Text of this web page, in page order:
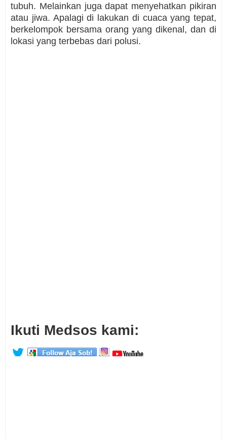
tubuh. Melainkan juga dapat menyehatkan pikiran
atau jiwa. Apalagi di lakukan di cuaca yang tepat,
berkelompok bersama orang yang dikenal, dan di
lokasi yang terbebas dari polusi.
Ikuti Medsos kami: